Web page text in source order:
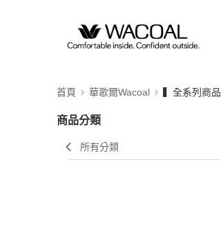
首頁 華歌爾Wacoal ▍全系列商品
商品分類
所有分類